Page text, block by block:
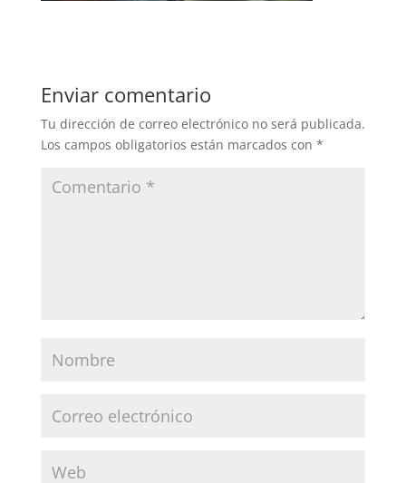
Enviar comentario
Tu dirección de correo electrónico no será publicada.
Los campos obligatorios están marcados con *